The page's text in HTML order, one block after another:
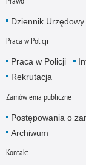
Dziennik Urzędowy
Praca w Policji
Praca w Policji
Rekrutacja
Zamówienia publiczne
Postępowania o
Archiwum
Kontakt